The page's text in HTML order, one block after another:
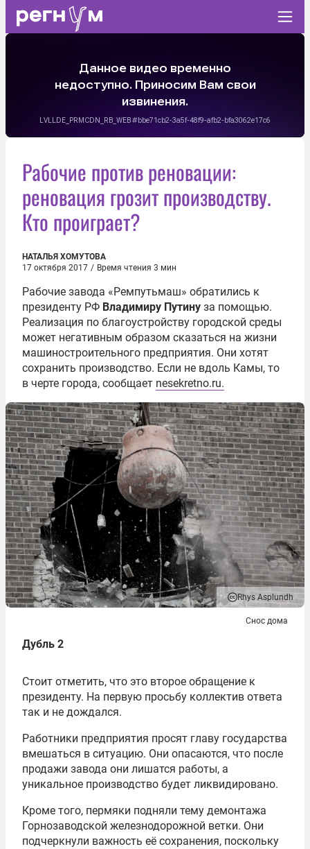
Рабочие против реновации:
реновация грозит производству.
Кто проиграет?
НАТАЛЬЯ ХОМУТОВА
17 октября 2017 / Время чтения 3 мин
Рабочие завода «Ремпутьмаш» обратились к
президенту РФ Владимиру Путину за помощью.
Реализация по благоустройству городской среды
может негативным образом сказаться на жизни
машиностроительного предприятия. Они хотят
сохранить производство. Если не вдоль Камы, то
в черте города, сообщает nesekretno.ru.
Rhys Asplundh
Снос дома
Дубль 2
Стоит отметить, что это второе обращение к
президенту. На первую просьбу коллектив ответа
так и не дождался.
Работники предприятия просят главу государства
вмешаться в ситуацию. Они опасаются, что после
продажи завода они лишатся работы, а
уникальное производство будет ликвидировано.
Кроме того, пермяки подняли тему демонтажа
Горнозаводской железнодорожной ветки. Они
подчеркнули важность её сохранения, поскольку